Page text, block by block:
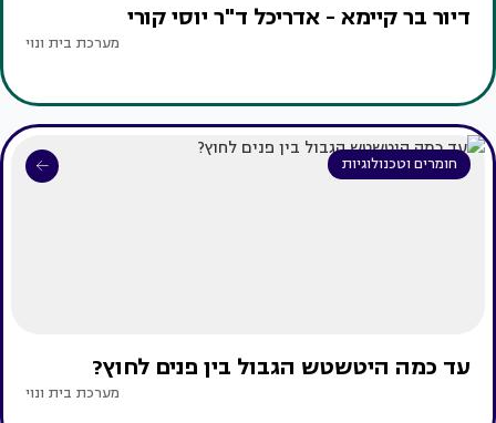
דיור בר קיימא - אדריכל ד"ר יוסי קורי
מערכת בית ונוי
חומרים וטכנולוגיות
עד כמה היטשטש הגבול בין פנים לחוץ?
מערכת בית ונוי